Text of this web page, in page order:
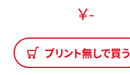
￥-
プリント無しで買う